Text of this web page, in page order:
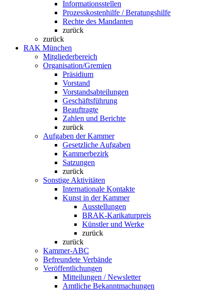
Informationsstellen
Prozesskostenhilfe / Beratungshilfe
Rechte des Mandanten
zurück
zurück
RAK München
Mitgliederbereich
Organisation/Gremien
Präsidium
Vorstand
Vorstandsabteilungen
Geschäftsführung
Beauftragte
Zahlen und Berichte
zurück
Aufgaben der Kammer
Gesetzliche Aufgaben
Kammerbezirk
Satzungen
zurück
Sonstige Aktivitäten
Internationale Kontakte
Kunst in der Kammer
Ausstellungen
BRAK-Karikaturpreis
Künstler und Werke
zurück
zurück
Kammer-ABC
Befreundete Verbände
Veröffentlichungen
Mitteilungen / Newsletter
Amtliche Bekanntmachungen